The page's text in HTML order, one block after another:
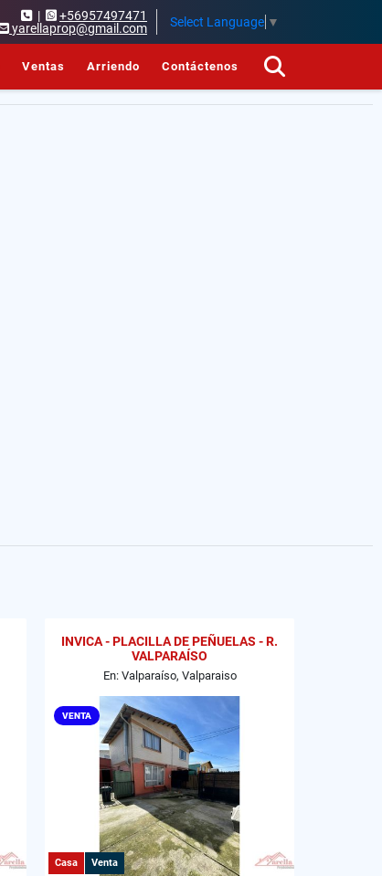
|
+56957497471
yarellaprop@gmail.com
Select Language ▼
Ventas Arriendo Contáctenos
INVICA - PLACILLA DE PEÑUELAS - R.
VALPARAÍSO
En: Valparaíso, Valparaiso
VENTA
Casa Venta